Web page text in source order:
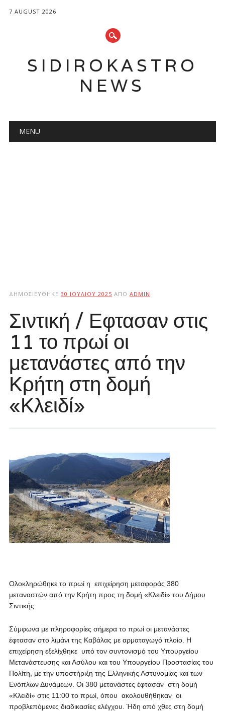
7 AUGUST 2026
SIDIROKASTRO
NEWS
Main menu
MENU
ΔΗΜΟΣΙΕΎΘΗΚΕ 30 ΙΟΥΛΊΟΥ 2025 ΑΠΌ ADMIN
Σιντική / Εφτασαν στις
11 το πρωί οι
μετανάστες από την
Κρήτη στη δομή
«Κλειδί»
Ολοκληρώθηκε το πρωί η επιχείρηση μεταφοράς 380
μεταναστών από την Κρήτη προς τη δομή «Κλειδί» του Δήμου
Σιντικής.
Σύμφωνα με πληροφορίες σήμερα το πρωί οι μετανάστες
έφτασαν στο λιμάνι της Καβάλας με αρματαγωγό πλοίο. Η
επιχείρηση εξελίχθηκε υπό τον συντονισμό του Υπουργείου
Μετανάστευσης και Ασύλου και του Υπουργείου Προστασίας του
Πολίτη, με την υποστήριξη της Ελληνικής Αστυνομίας και των
Ενόπλων Δυνάμεων. Οι 380 μετανάστες έφτασαν στη δομή
«Κλειδί» στις 11:00 το πρωί, όπου ακολουθήθηκαν οι
προβλεπόμενες διαδικασίες ελέγχου. Ήδη από χθες στη δομή